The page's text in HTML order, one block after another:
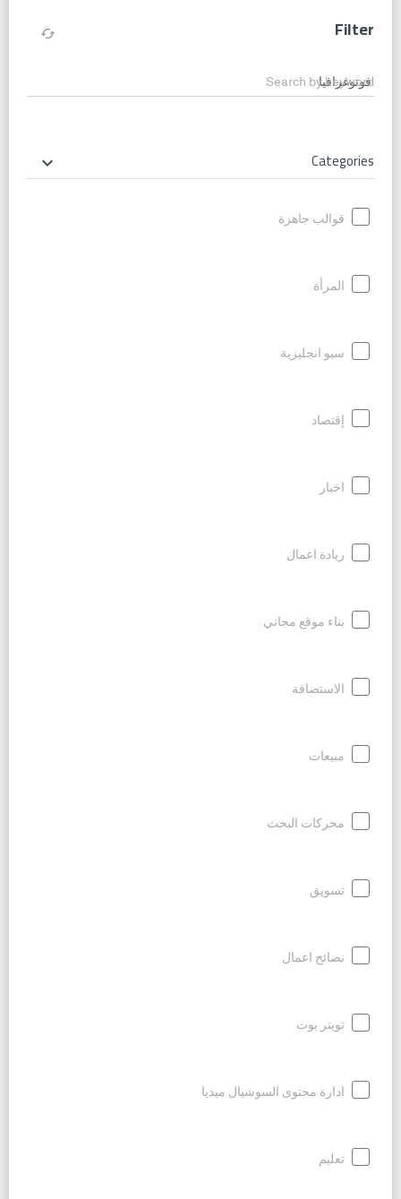
Filter
cached
Search by keyword
Categories
keyboard_arrow_down
قوالب جاهزة
المرأة
سيو انجليزية
إقتصاد
اخبار
ريادة اعمال
بناء موقع مجاني
الاستضافة
مبيعات
محركات البحث
تسويق
نصائح اعمال
تويتر بوت
ادارة محتوى السوشيال ميديا
تعليم